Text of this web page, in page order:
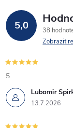
5,0
38
Zobraziť
Lubomir
13.7.2026
5